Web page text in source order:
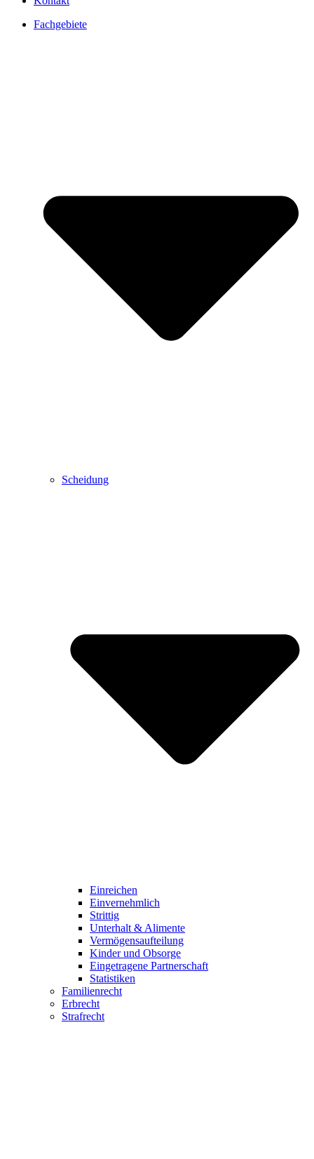
Fachgebiete
Scheidung
Einreichen
Einvernehmlich
Strittig
Unterhalt & Alimente
Vermögensaufteilung
Kinder und Obsorge
Eingetragene Partnerschaft
Statistiken
Familienrecht
Erbrecht
Strafrecht